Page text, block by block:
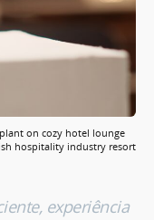
on cozy hotel lounge
hospitality industry resort
experiência